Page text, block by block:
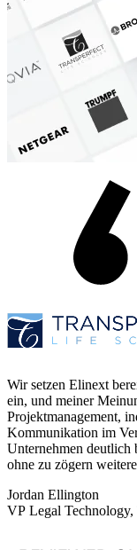
Wir setzen Elinext
ein, und meiner
Projektmanagement,
Kommunikation im
Unternehmen deutlich
ohne zu zögern
Jordan Ellington
VP Legal Technology,